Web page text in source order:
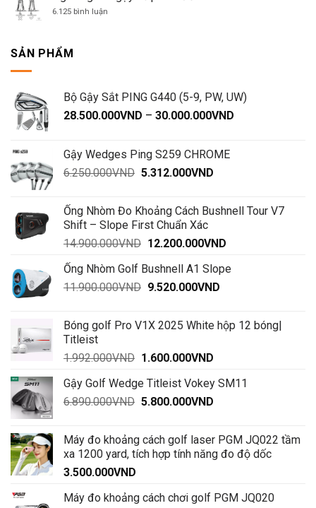
6.125 bình luận
SẢN PHẨM
Bộ Gậy Sắt PING G440 (5-9, PW, UW)
28.500.000VND – 30.000.000VND
Gậy Wedges Ping S259 CHROME
6.250.000VND Giá
6.250.000VND.
5.312.000VNDGiá
là:
Ống Nhòm Đo Khoảng Cách Bushnell Tour V7
Shift – Slope First Chuẩn Xác
14.900.000VND Giá
là:
14.900.000VND.
12.200.000VNDGiá
tại
Ống Nhòm Golf Bushnell A1 Slope
11.900.000VND Giá
11.900.000VND.
9.520.000VNDGiá
là:
Bóng golf Pro V1X 2025 White hộp 12 bóng|
Titleist
1.992.000VND Giá
là:
1.992.000VND.
1.600.000VNDGiá
tại
là:
Gậy Golf Wedge Titleist Vokey SM11
6.890.000VND Giá
6.890.000VND.
5.800.000VNDGiá
là:
5.800.000VND.
Máy đo khoảng cách golf laser PGM JQ022 tầm
xa 1200 yard, tích hợp tính năng đo độ dốc
3.500.000VND
Máy đo khoảng cách chơi golf PGM JQ020